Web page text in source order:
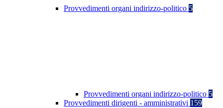
Provvedimenti organi indirizzo-politico 5
Provvedimenti organi indirizzo-politico 5
Provvedimenti dirigenti - amministrativi 159